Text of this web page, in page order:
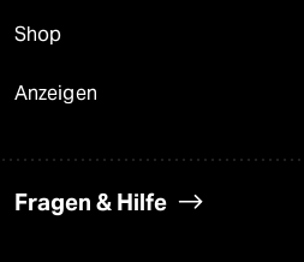
Shop
Anzeigen
Fragen & Hilfe